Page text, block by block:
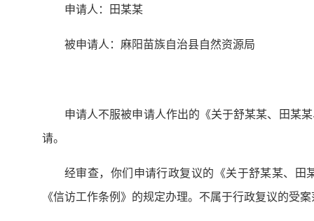
申请人：田某某
被申请人：麻阳苗族自治县自然资源局
申请人不服被申请人作出的《关于舒某某、田某
请。
经审查，你们申请行政复议的《关于舒某某、
《信访工作条例》的规定办理。不属于行政复议的受